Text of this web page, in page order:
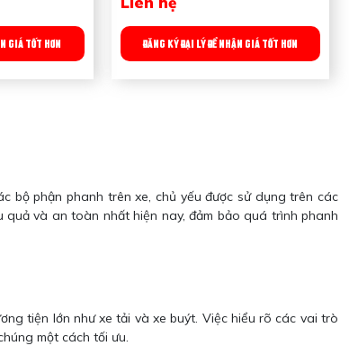
GIÁ TỐT HƠN
đường hơi
Trọng lượng: 400 gram
ĐĂNG KÝ ĐẠI LÝ ĐỂ NHẬN GIÁ TỐT HƠN
bộ phận phanh trên xe, chủ yếu được sử dụng trên các
và an toàn nhất hiện nay, đảm bảo quá trình phanh
tiện lớn như xe tải và xe buýt. Việc hiểu rõ các vai trò
một cách tối ưu.